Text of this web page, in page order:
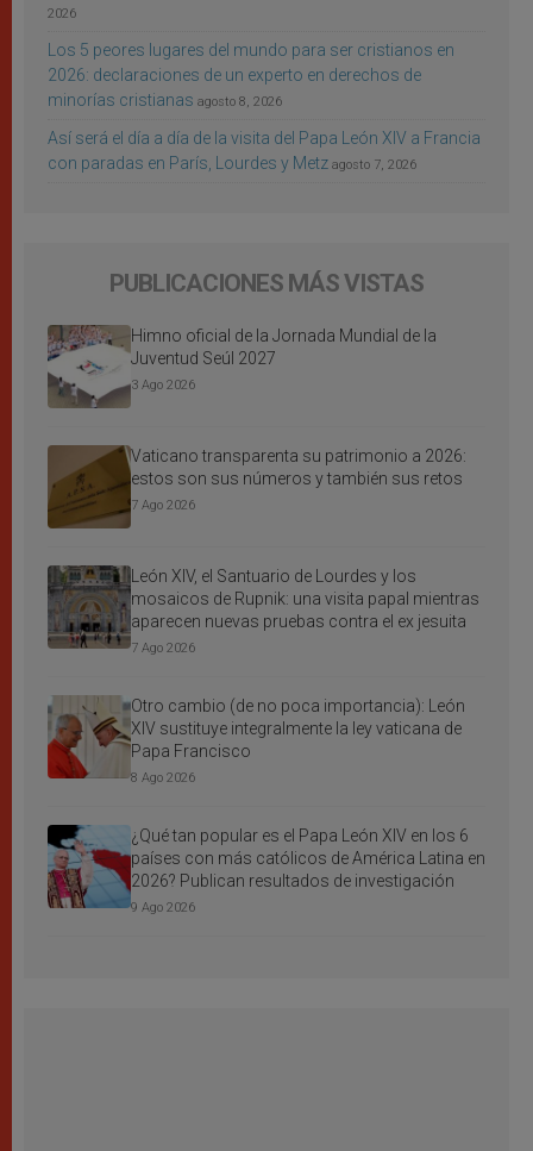
2026
Los 5 peores lugares del mundo para ser cristianos en
2026: declaraciones de un experto en derechos de
minorías cristianas agosto 8, 2026
Así será el día a día de la visita del Papa León XIV a Francia
con paradas en París, Lourdes y Metz agosto 7, 2026
PUBLICACIONES MÁS VISTAS
Himno oficial de la Jornada Mundial de la
Juventud Seúl 2027
3 Ago 2026
Vaticano transparenta su patrimonio a 2026:
estos son sus números y también sus retos
7 Ago 2026
León XIV, el Santuario de Lourdes y los
mosaicos de Rupnik: una visita papal mientras
aparecen nuevas pruebas contra el ex jesuita
7 Ago 2026
Otro cambio (de no poca importancia): León
XIV sustituye integralmente la ley vaticana de
Papa Francisco
8 Ago 2026
¿Qué tan popular es el Papa León XIV en los 6
países con más católicos de América Latina en
2026? Publican resultados de investigación
9 Ago 2026